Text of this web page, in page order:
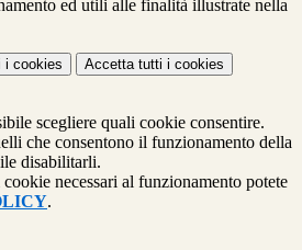
ed utili alle finalità illustrate nella
i cookies Accetta tutti i cookies
scegliere quali cookie consentire.
che consentono il funzionamento della
disabilitarli.
necessari al funzionamento potete
.